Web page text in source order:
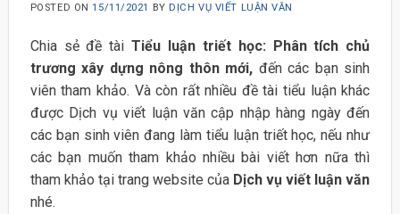
POSTED ON15/11/2021 BY DỊCH VỤ VIẾT LUẬN VĂN
Chia sẻ đề tàiTiểu luận triết học: Phân tích chủ
trương xây dựng nông thôn mới, đến các bạn sinh
viên tham khảo. Và còn rất nhiều đề tài tiểu luận khác
được Dịch vụ viết luận văn cập nhập hàng ngày đến
các bạn sinh viên đang làm tiểu luận triết học, nếu như
các bạn muốn tham khảo nhiều bài viết hơn nữa thì
tham khảo tại trang website của Dịch vụ viết luận văn
nhé.